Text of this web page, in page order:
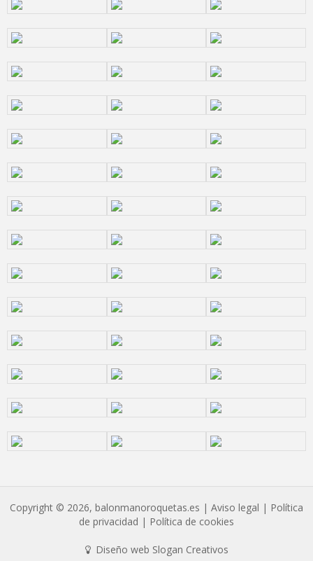
Copyright © 2026, balonmanoroquetas.es | Aviso legal | Política
de privacidad | Política de cookies
Diseño web Slogan Creativos